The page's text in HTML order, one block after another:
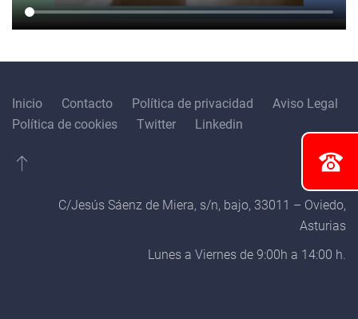
Inicio Contacto Política de privacidad
Aviso Legal
Política de cookies
Twitter Linkedin
C/Jesús Sáenz de Miera, s/n, bajo, 33011 – Oviedo,
Asturias
Lunes a Viernes de 9:00h a 14:00 h.